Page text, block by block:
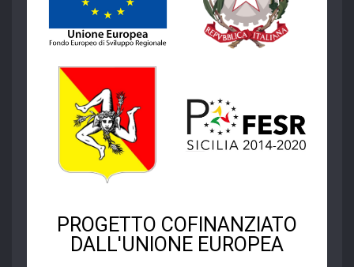
PROGETTO COFINANZIATO
DALL'UNIONE EUROPEA